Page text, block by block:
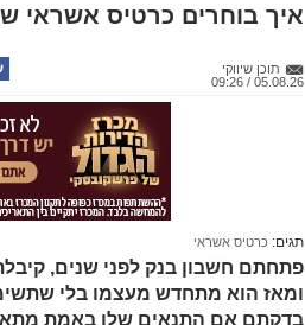
איך בוחרים כרטיס אשראי
תוכן שיווקי
05.08.26 / 09:26
תגים: כרטיס אשראי
פתחתם חשבון בנק לפני שנים,
ומאז הוא מתחדש מעצמו בלי
בדקתם אם התנאים שלו באמת